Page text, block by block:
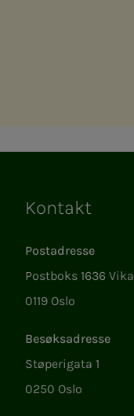
Kontakt
Postadresse
Postboks 1636 Vika
0119 Oslo
Besøksadresse
Støperigata 1
0250 Oslo